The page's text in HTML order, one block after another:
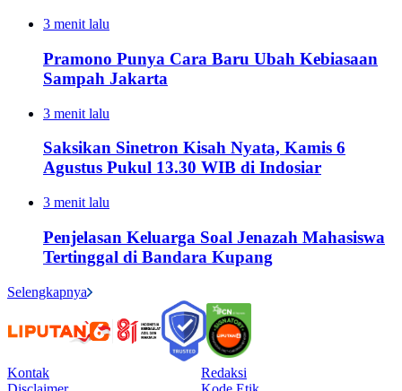
3 menit lalu
Pramono Punya Cara Baru Ubah Kebiasaan
Sampah Jakarta
3 menit lalu
Saksikan Sinetron Kisah Nyata, Kamis 6
Agustus Pukul 13.30 WIB di Indosiar
3 menit lalu
Penjelasan Keluarga Soal Jenazah Mahasiswa
Tertinggal di Bandara Kupang
Selengkapnya
Kontak
Redaksi